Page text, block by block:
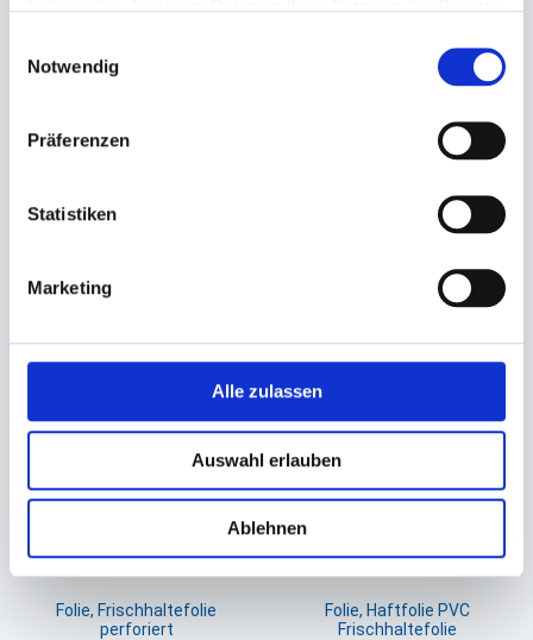
Notwendig
Präferenzen
Statistiken
Marketing
Alle zulassen
Auswahl erlauben
Ablehnen
Folie, Frischhaltefolie
18,00 €
In den Warenkorb
Folie, Frischhaltefolie
30cm x 300m
In den Warenkorb
Folie, Frischhaltefolie
perforiert
Folie, Haftfolie PVC
Frischhaltefolie